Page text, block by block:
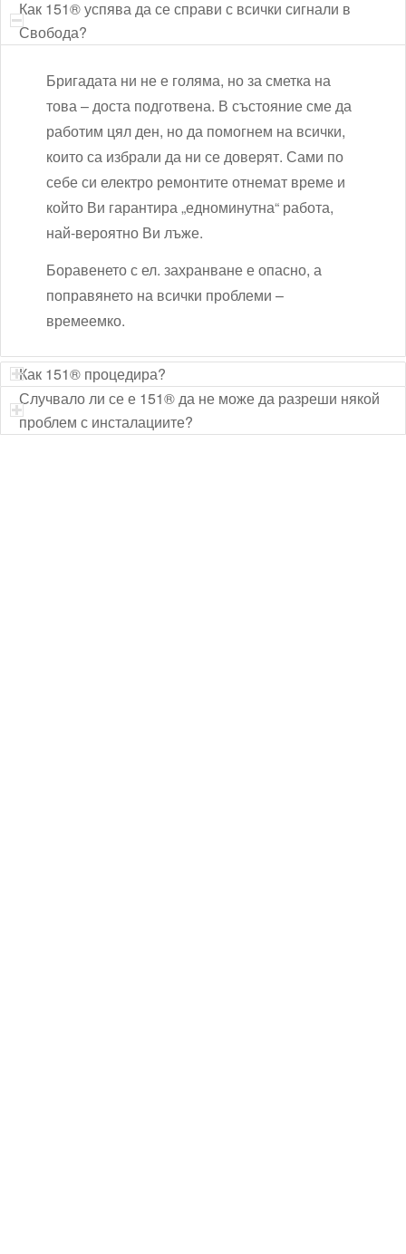
Как 151® успява да се справи с всички сигнали в
Свобода?
Бригадата ни не е голяма, но за сметка на
това – доста подготвена. В състояние сме да
работим цял ден, но да помогнем на всички,
които са избрали да ни се доверят. Сами по
себе си електро ремонтите отнемат време и
който Ви гарантира „едноминутна“ работа,
най-вероятно Ви лъже.
Боравенето с ел. захранване е опасно, а
поправянето на всички проблеми –
времеемко.
Как 151® процедира?
Случвало ли се е 151® да не може да разреши някой
проблем с инсталациите?